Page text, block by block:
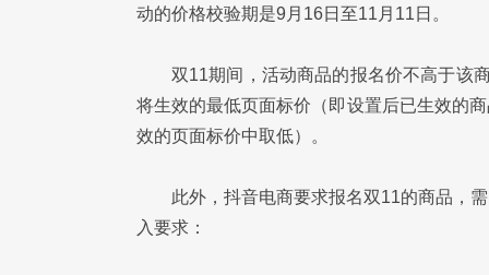
动的价格校验期是9月16日至11月11日。
双11期间，活动商品的报名价不高于该
将生效的最低页面标价（即设置后已生效的
效的页面标价中取低）。
此外，抖音电商要求报名双11的商品，
入要求：